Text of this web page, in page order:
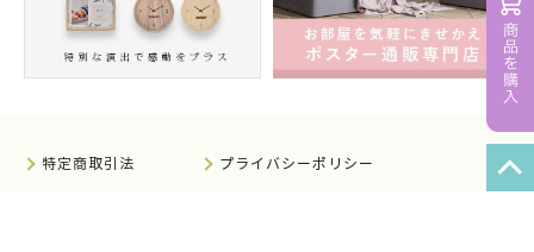
特定商取引法 プライバシーポリシー